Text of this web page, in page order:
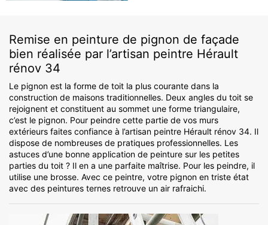
Remise en peinture de pignon de façade
bien réalisée par l’artisan peintre Hérault
rénov 34
Le pignon est la forme de toit la plus courante dans la
construction de maisons traditionnelles. Deux angles du toit se
rejoignent et constituent au sommet une forme triangulaire,
c’est le pignon. Pour peindre cette partie de vos murs
extérieurs faites confiance à l’artisan peintre Hérault rénov 34. Il
dispose de nombreuses de pratiques professionnelles. Les
astuces d’une bonne application de peinture sur les petites
parties du toit ? Il en a une parfaite maîtrise. Pour les peindre, il
utilise une brosse. Avec ce peintre, votre pignon en triste état
avec des peintures ternes retrouve un air rafraichi.